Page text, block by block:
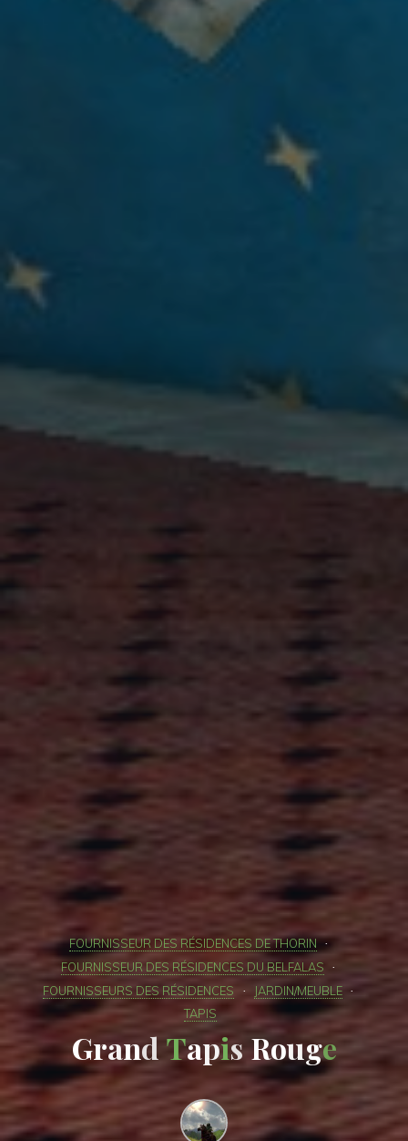
FOURNISSEUR DES RÉSIDENCES DE THORIN
FOURNISSEUR DES RÉSIDENCES DU BELFALAS
FOURNISSEURS DES RÉSIDENCES
JARDIN/MEUBLE
TAPIS
Gran
n ddTapis Ro
o uge